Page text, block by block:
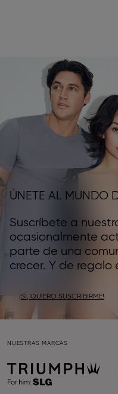
ÚNETE AL MUNDO
Suscríbete a
ocasionalmente
parte de una
crecer. Y de regalo
¡SÍ, QUIERO SUSCRIBIRME!
NUESTRAS MARCAS